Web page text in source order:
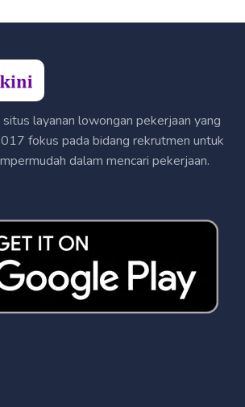
situs layanan lowongan pekerjaan yang
fokus pada bidang rekrutmen untuk
dalam mencari pekerjaan.